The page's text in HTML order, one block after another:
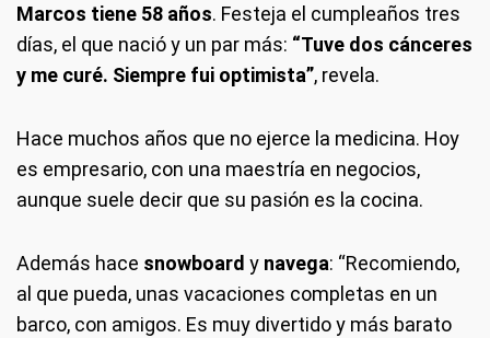
Marcos tiene 58 años. Festeja el cumpleaños tres
días, el que nació y un par más: “Tuve dos cánceres
y me curé. Siempre fui optimista”, revela.
Hace muchos años que no ejerce la medicina. Hoy
es empresario, con una maestría en negocios,
aunque suele decir que su pasión es la cocina.
Además hace snowboard y navega: “Recomiendo,
al que pueda, unas vacaciones completas en un
barco, con amigos. Es muy divertido y más barato